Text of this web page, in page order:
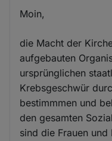
Moin,
die Macht der
aufgebauten
ursprünglichen
Krebsgeschwür
bestimmmen und
den gesamten
sind die Frauen